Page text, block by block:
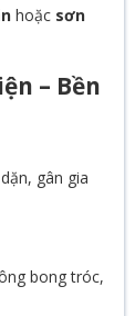
hoặc sơn
– Bền
gân gia
bong tróc,